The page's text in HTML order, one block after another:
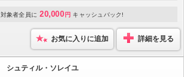
対象者全員に 20,000 円 キャッシュバック!
お気に入りに追加 詳細を見る
シュティル・ソレイユ